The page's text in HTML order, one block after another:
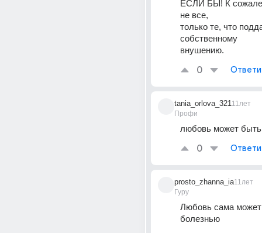
ЕСЛИ БЫ! К
не все,
только те, что
собственному
внушению.
0
tania_orlova_321
Профи
11лет
любовь может
0
prosto_zhanna_ia
Гуру
11лет
Любовь сама может
болезнью